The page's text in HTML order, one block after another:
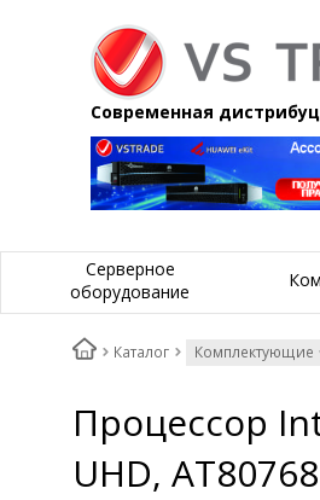
Современная
Серверное
оборудование
Каталог Комплектующие
Процессор
UHD,